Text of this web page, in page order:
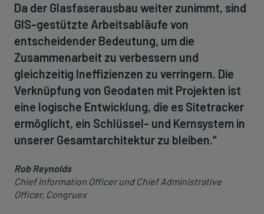
Da der Glasfaserausbau weiter zunimmt, sind
GIS-gestützte Arbeitsabläufe von
entscheidender Bedeutung, um die
Zusammenarbeit zu verbessern und
gleichzeitig Ineffizienzen zu verringern. Die
Verknüpfung von Geodaten mit Projekten ist
eine logische Entwicklung, die es Sitetracker
ermöglicht, ein Schlüssel- und Kernsystem in
unserer Gesamtarchitektur zu bleiben.“
Rob Reynolds
Chief Information Officer und Chief Administrative
Officer, Congruex